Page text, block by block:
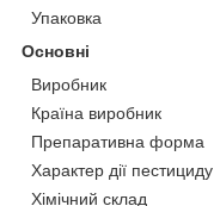
Упаковка
Основні
Виробник
Країна виробник
Препаративна форма
Характер дії пестициду
Хімічний склад